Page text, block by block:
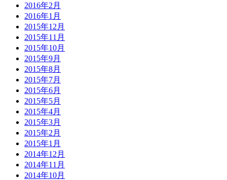
2016年2月
2016年1月
2015年12月
2015年11月
2015年10月
2015年9月
2015年8月
2015年7月
2015年6月
2015年5月
2015年4月
2015年3月
2015年2月
2015年1月
2014年12月
2014年11月
2014年10月